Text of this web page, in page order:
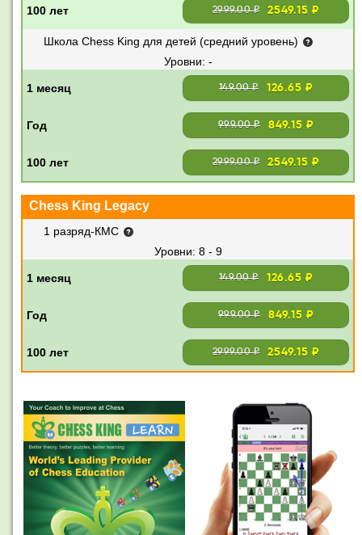
2999.00 ₽ 2549.15 ₽
Школа Chess King для детей (средний уровень)
-
149.00 ₽ 126.65 ₽
999.00 ₽ 849.15 ₽
2999.00 ₽ 2549.15 ₽
Chess King Legacy
1 разряд-КМС
8 - 9
149.00 ₽ 126.65 ₽
999.00 ₽ 849.15 ₽
2999.00 ₽ 2549.15 ₽